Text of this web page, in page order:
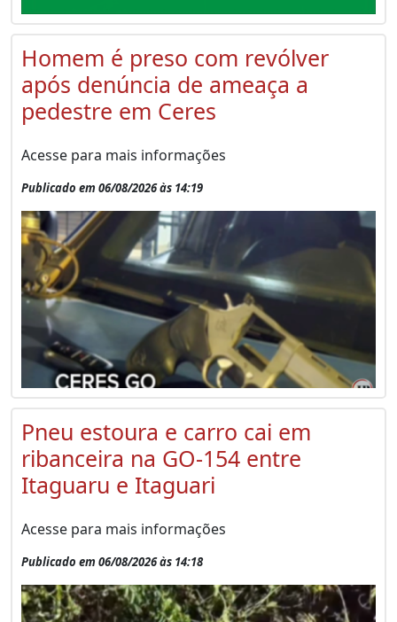
Homem é preso com revólver
após denúncia de ameaça a
pedestre em Ceres
Acesse para mais informações
Publicado em 06/08/2026 às 14:19
Pneu estoura e carro cai em
ribanceira na GO-154 entre
Itaguaru e Itaguari
Acesse para mais informações
Publicado em 06/08/2026 às 14:18